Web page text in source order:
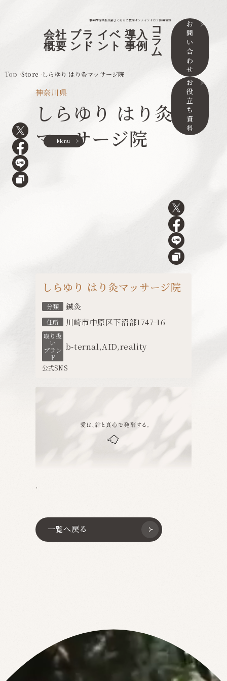
事業内容取扱店舗よくあるご質問オンラインサロン採用情報
会社
概要
ブラ
ンド
イベ
ント
導入
事例
コ
ラ
ム
お
問
い
合
わ
せ
お
役
立
ち
資
料
Menu
Top Store しらゆり はり灸マッサージ院
神奈川県
しらゆり はり灸
マッサージ院
しらゆり はり灸マッサージ院
分類 鍼灸
住所 川崎市中原区下沼部1747-16
取り扱
い
ブラン
ド
b-ternal,AID,reality
公式SNS
.
一覧へ戻る